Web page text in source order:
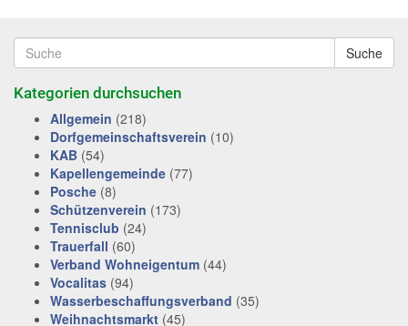
Suche
Kategorien durchsuchen
Allgemein (218)
Dorfgemeinschaftsverein (10)
KAB (54)
Kapellengemeinde (77)
Posche (8)
Schützenverein (173)
Tennisclub (24)
Trauerfall (60)
Verband Wohneigentum (44)
Vocalitas (94)
Wasserbeschaffungsverband (35)
Weihnachtsmarkt (45)